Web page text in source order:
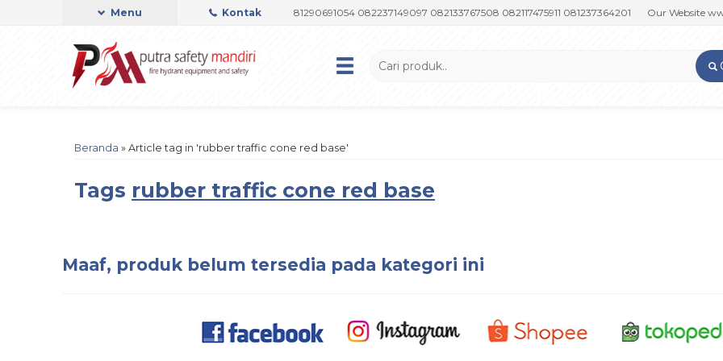
Menu Kontak
Admin Support by Phone or Whatsapp 081290691054 082237149097 082133767508 082117475911 081237364201 Our Website
Beranda » Article tag in 'rubber traffic cone red base'
Tags rubber traffic cone red base
Maaf, produk belum tersedia pada kategori ini